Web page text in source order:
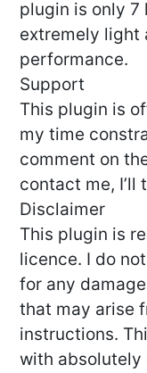
plugin is only 7
extremely light
performance.
Support
This plugin is
my time
comment on
contact me, I’ll
Disclaimer
This plugin is
licence. I do
for any
that may arise
instructions.
with absolutely